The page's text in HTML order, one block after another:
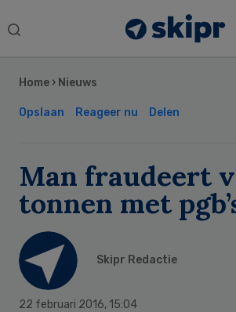
Search
Home › Nieuws
Opslaan Reageer nu Delen
Man fraudeert
tonnen met
Skipr Redactie
22 februari 2016, 15:04
Sidebar